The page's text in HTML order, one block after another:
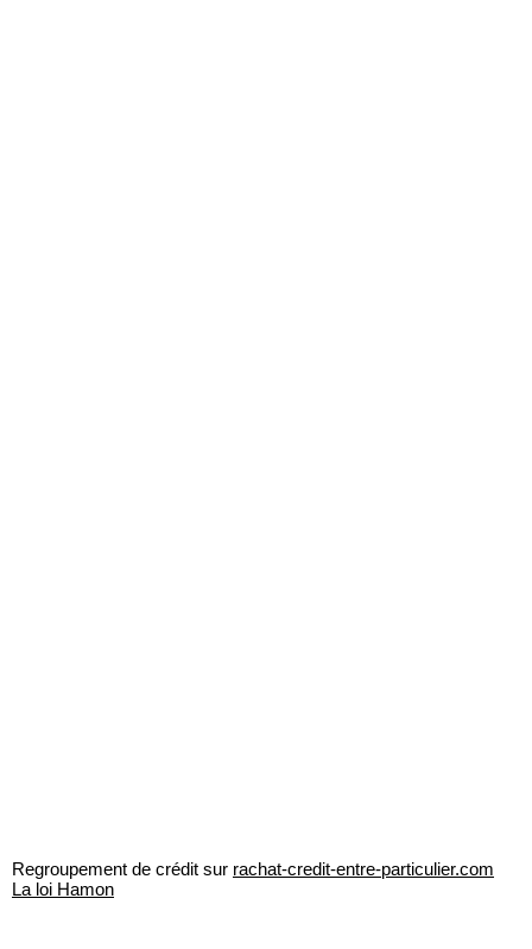
Regroupement de crédit sur rachat-credit-entre-particulier.com
La loi Hamon